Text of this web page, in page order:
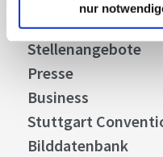
nur
Über uns
Stellenangebote
Presse
Business
Stuttgart
Bilddatenbank